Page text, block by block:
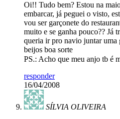
Oi!! Tudo bem? Estou na
embarcar, já peguei o visto,
vou ser garçonete do
muito e se ganha pouco?? Já
queria ir pro navio juntar
beijos boa sorte
PS.: Acho que meu anjo tb é
responder
16/04/2008
SÍLVIA OLIVEIRA